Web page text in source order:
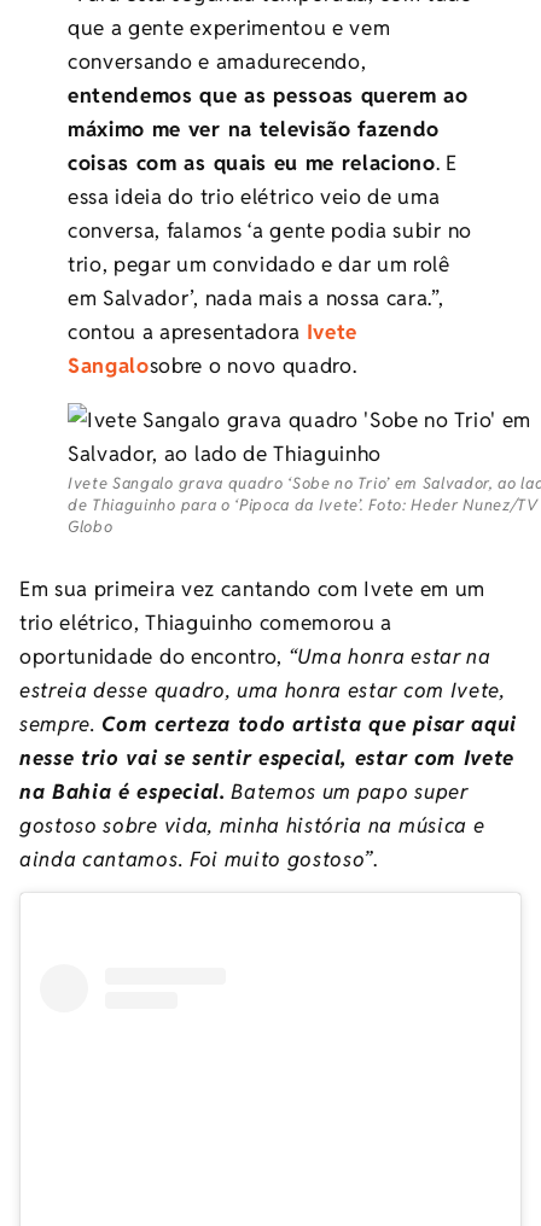
que a gente experimentou e vem
conversando e amadurecendo,
entendemos que as pessoas querem ao
máximo me ver na televisão fazendo
coisas com as quais eu me relaciono. E
essa ideia do trio elétrico veio de uma
conversa, falamos ‘a gente podia subir no
trio, pegar um convidado e dar um rolê
em Salvador’, nada mais a nossa cara.”,
contou a apresentadora Ivete
Sangalosobre o novo quadro.
Ivete Sangalo grava quadro ‘Sobe no Trio’ em Salvador, ao
de Thiaguinho para o ‘Pipoca da Ivete’. Foto: Heder Nunez/TV
Globo
Em sua primeira vez cantando com Ivete em um
trio elétrico, Thiaguinho comemorou a
oportunidade do encontro, “Uma honra estar na
estreia desse quadro, uma honra estar com Ivete,
sempre. Com certeza todo artista que pisar aqui
nesse trio vai se sentir especial, estar com Ivete
na Bahia é especial. Batemos um papo super
gostoso sobre vida, minha história na música e
ainda cantamos. Foi muito gostoso”.